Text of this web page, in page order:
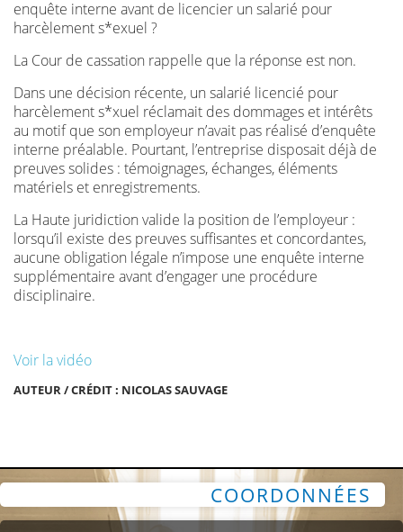
enquête interne avant de licencier un salarié pour
harcèlement s*exuel ?
La Cour de cassation rappelle que la réponse est non.
Dans une décision récente, un salarié licencié pour
harcèlement s*xuel réclamait des dommages et intérêts
au motif que son employeur n’avait pas réalisé d’enquête
interne préalable. Pourtant, l’entreprise disposait déjà de
preuves solides : témoignages, échanges, éléments
matériels et enregistrements.
La Haute juridiction valide la position de l’employeur :
lorsqu’il existe des preuves suffisantes et concordantes,
aucune obligation légale n’impose une enquête interne
supplémentaire avant d’engager une procédure
disciplinaire.
Voir la vidéo
AUTEUR / CRÉDIT : NICOLAS SAUVAGE
COORDONNÉES